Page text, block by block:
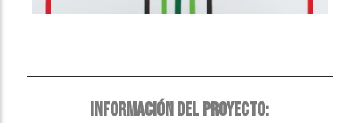
INFORMACIÓN DEL PROYECTO: